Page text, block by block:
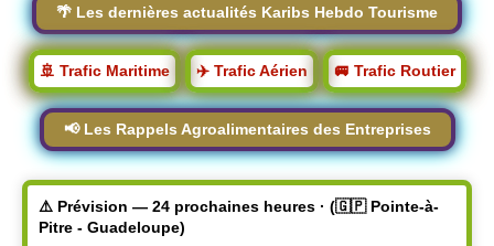
🌴 Les dernières actualités Karibs Hebdo Tourisme
🚢 Trafic Maritime ✈️ Trafic Aérien 🚐 Trafic Routier
📢 Les Rappels Agroalimentaires des Entreprises
⚠️ Prévision — 24 prochaines heures · (🇬🇵 Pointe-à-
Pitre - Guadeloupe)